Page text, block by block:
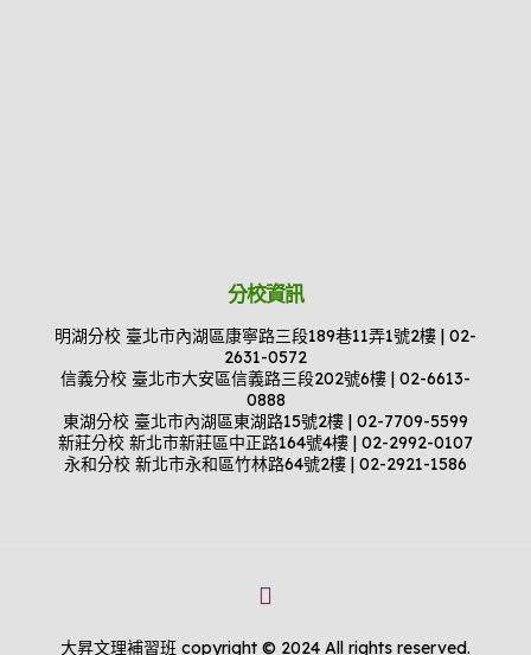
分校資訊
明湖分校 臺北市內湖區康寧路三段189巷11弄1號2樓 | 02-
2631-0572
信義分校 臺北市大安區信義路三段202號6樓 | 02-6613-
0888
東湖分校 臺北市內湖區東湖路15號2樓 | 02-7709-5599
新莊分校 新北市新莊區中正路164號4樓 | 02-2992-0107
永和分校 新北市永和區竹林路64號2樓 | 02-2921-1586
大昇文理補習班 copyright © 2024 All rights reserved.